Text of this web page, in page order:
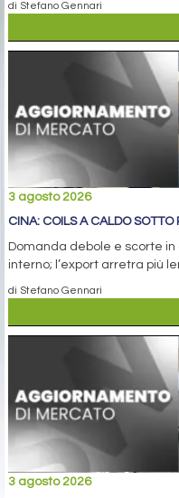
di Stefano Gennari
3 agosto 2026
CINA: COILS A CALDO SOTTO
Domanda debole e scorte
interno; l’export arretra più
di Stefano Gennari
3 agosto 2026